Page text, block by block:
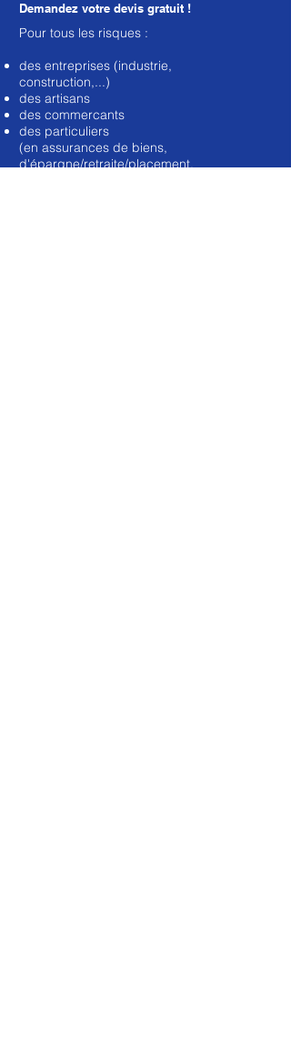
Demandez votre devis gratuit !
​Pour tous les risques :
des entreprises (industrie,
construction,...)
des artisans
des commercants
des particuliers
(en assurances de biens,
d'épargne/retraite/placement,